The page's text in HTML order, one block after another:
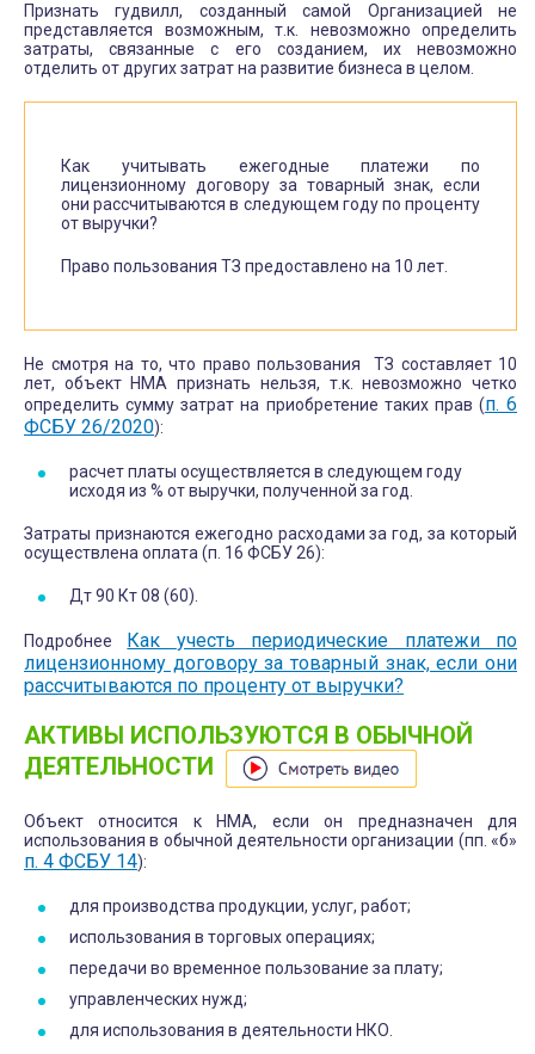
Признать гудвилл, созданный самой Организацией не
представляется возможным, т.к. невозможно определить
затраты, связанные с его созданием, их невозможно
отделить от других затрат на развитие бизнеса в целом.
Как учитывать ежегодные платежи по
лицензионному договору за товарный знак, если
они рассчитываются в следующем году по проценту
от выручки?
Право пользования ТЗ предоставлено на 10 лет.
Не смотря на то, что право пользования ТЗ составляет 10
лет, объект НМА признать нельзя, т.к. невозможно четко
определить сумму затрат на приобретение таких прав (п. 6
ФСБУ 26/2020):
расчет платы осуществляется в следующем году
исходя из % от выручки, полученной за год.
Затраты признаются ежегодно расходами за год, за который
осуществлена оплата (п. 16 ФСБУ 26):
Дт 90 Кт 08 (60).
Подробнее Как учесть периодические платежи по
лицензионному договору за товарный знак, если они
рассчитываются по проценту от выручки?
АКТИВЫ ИСПОЛЬЗУЮТСЯ В ОБЫЧНОЙ
ДЕЯТЕЛЬНОСТИ
Объект относится к НМА, если он предназначен для
использования в обычной деятельности организации (пп. «б»
п. 4 ФСБУ 14):
для производства продукции, услуг, работ;
использования в торговых операциях;
передачи во временное пользование за плату;
управленческих нужд;
для использования в деятельности НКО.